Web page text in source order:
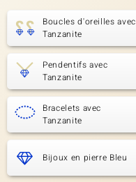
Boucles d'oreilles avec
Tanzanite
Pendentifs avec
Tanzanite
Bracelets avec
Tanzanite
Bijoux en pierre Bleu